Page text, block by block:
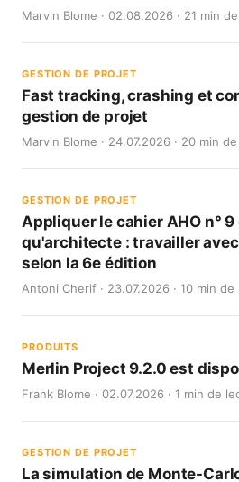
Marvin Blome · 02.08.2026 · 21 min
GESTION DE PROJET
Fast tracking, crashing et
gestion de projet
Marvin Blome · 24.07.2026 · 20 min
GESTION DE PROJET
Appliquer le cahier AHO n°
qu'architecte : travailler
selon la 6e édition
Antoni Cherif · 23.07.2026 · 10 min
PRODUITS
Merlin Project 9.2.0 est
Frank Blome · 02.07.2026 · 1 min de
GESTION DE PROJET
La simulation de Monte-